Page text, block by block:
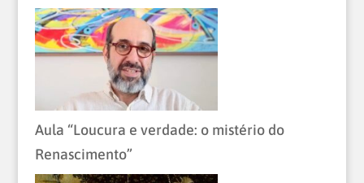
Aula “Loucura e verdade: o mistério do
Renascimento”